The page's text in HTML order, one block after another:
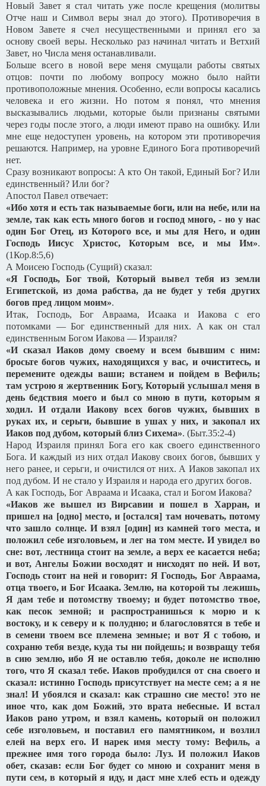
Новый Завет я стал читать уже после крещения (молитвы
Отче наш и Символ веры знал до этого). Противоречия в
Новом Завете я счел несущественными и принял его за
основу своей веры. Несколько раз начинал читать и Ветхий
Завет, но Числа меня останавливали.
Больше всего в новой вере меня смущали работы святых
отцов: почти по любому вопросу можно было найти
противоположные мнения. Особенно, если вопросы касались
человека и его жизни. Но потом я понял, что мнения
высказывались людьми, которые были признаны святыми
через годы после этого, а люди имеют право на ошибку. Или
мне еще недоступен уровень, на котором эти противоречия
решаются. Например, на уровне Единого Бога противоречий
нет.
Сразу возникают вопросы: А кто Он такой, Единый Бог? Или
единственный? Или бог?
Апостол Павел отвечает:
«Ибо хотя и есть так называемые боги, или на небе, или на
земле, так как есть много богов и господ много, - но у нас
один Бог Отец, из Которого все, и мы для Него, и один
Господь Иисус Христос, Которым все, и мы Им».
(1Кор.8:5,6)
А Моисею Господь (Сущий) сказал:
«Я Господь, Бог твой, Который вывел тебя из земли
Египетской, из дома рабства, да не будет у тебя других
богов пред лицом моим».
Итак, Господь, Бог Авраама, Исаака и Иакова с его
потомками — Бог единственный для них. А как он стал
единственным Богом Иакова — Израиля?
«И сказал Иаков дому своему и всем бывшим с ним:
бросьте богов чужих, находящихся у вас, и очиститесь, и
перемените одежды ваши; встанем и пойдем в Вефиль;
там устрою я жертвенник Богу, Который услышал меня в
день бедствия моего и был со мною в пути, которым я
ходил. И отдали Иакову всех богов чужих, бывших в
руках их, и серьги, бывшие в ушах у них, и закопал их
Иаков под дубом, который близ Сихема». (Быт.35:2-4)
Народ Израиля принял Бога его как своего единственного
Бога. И каждый из них отдал Иакову своих богов, бывших у
него ранее, и серьги, и очистился от них. А Иаков закопал их
под дубом. И не стало у Израиля и народа его других богов.
А как Господь, Бог Авраама и Исаака, стал и Богом Иакова?
«Иаков же вышел из Вирсавии и пошел в Харран, и
пришел на [одно] место, и [остался] там ночевать, потому
что зашло солнце. И взял [один] из камней того места, и
положил себе изголовьем, и лег на том месте. И увидел во
сне: вот, лестница стоит на земле, а верх ее касается неба;
и вот, Ангелы Божии восходят и нисходят по ней. И вот,
Господь стоит на ней и говорит: Я Господь, Бог Авраама,
отца твоего, и Бог Исаака. Землю, на которой ты лежишь,
Я дам тебе и потомству твоему; и будет потомство твое,
как песок земной; и распространишься к морю и к
востоку, и к северу и к полудню; и благословятся в тебе и
в семени твоем все племена земные; и вот Я с тобою, и
сохраню тебя везде, куда ты ни пойдешь; и возвращу тебя
в сию землю, ибо Я не оставлю тебя, доколе не исполню
того, что Я сказал тебе. Иаков пробудился от сна своего и
сказал: истинно Господь присутствует на месте сем; а я не
знал! И убоялся и сказал: как страшно сие место! это не
иное что, как дом Божий, это врата небесные. И встал
Иаков рано утром, и взял камень, который он положил
себе изголовьем, и поставил его памятником, и возлил
елей на верх его. И нарек имя месту тому: Вефиль, а
прежнее имя того города было: Луз. И положил Иаков
обет, сказав: если Бог будет со мною и сохранит меня в
пути сем, в который я иду, и даст мне хлеб есть и одежду